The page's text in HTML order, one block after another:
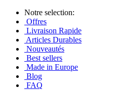
Notre selection:
Offres
Livraison Rapide
Articles Durables
Nouveautés
Best sellers
Made in Europe
Blog
FAQ